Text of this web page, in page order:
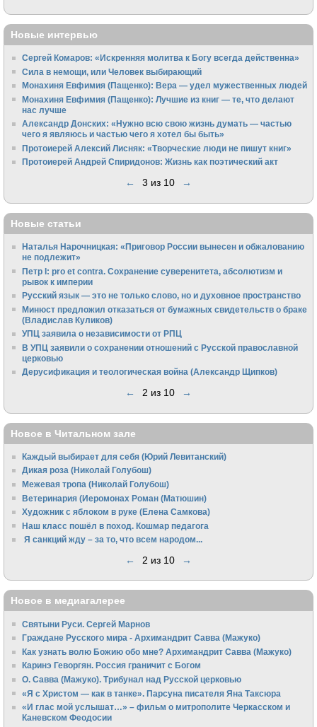
Новые интервью
Сергей Комаров: «Искренняя молитва к Богу всегда действенна»
Сила в немощи, или Человек выбирающий
Монахиня Евфимия (Пащенко): Вера — удел мужественных людей
Монахиня Евфимия (Пащенко): Лучшие из книг — те, что делают
нас лучше
Александр Донских: «Нужно всю свою жизнь думать — частью
чего я являюсь и частью чего я хотел бы быть»
Протоиерей Алексий Лисняк: «Творческие люди не пишут книг»
Протоиерей Андрей Спиридонов: Жизнь как поэтический акт
← 3 из 10 →
Новые статьи
Наталья Нарочницкая: «Приговор России вынесен и обжалованию
не подлежит»
Петр I: pro et contra. Сохранение суверенитета, абсолютизм и
рывок к империи
Русский язык — это не только слово, но и духовное пространство
Минюст предложил отказаться от бумажных свидетельств о браке
(Владислав Куликов)
УПЦ заявила о независимости от РПЦ
В УПЦ заявили о сохранении отношений с Русской православной
церковью
Дерусификация и теологическая война (Александр Щипков)
← 2 из 10 →
Новое в Читальном зале
Каждый выбирает для себя (Юрий Левитанский)
Дикая роза (Николай Голубош)
Межевая тропа (Николай Голубош)
Ветеринария (Иеромонах Роман (Матюшин)
Художник с яблоком в руке (Елена Самкова)
Наш класс пошёл в поход. Кошмар педагога
Я санкций жду – за то, что всем народом...
← 2 из 10 →
Новое в медиагалерее
Святыни Руси. Сергей Марнов
Граждане Русского мира - Архимандрит Савва (Мажуко)
Как узнать волю Божию обо мне? Архимандрит Савва (Мажуко)
Каринэ Геворгян. Россия граничит с Богом
О. Савва (Мажуко). Трибунал над Русской церковью
«Я с Христом — как в танке». Парсуна писателя Яна Таксюра
«И глас мой услышат…» – фильм о митрополите Черкасском и
Каневском Феодосии